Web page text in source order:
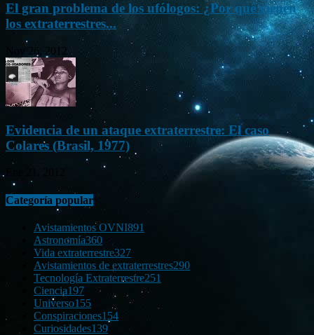
El gran problema de los ufólogos: ¿Por qué vienen
los extraterrestres...
Nov 26, 2012
Evidencia de un ataque extraterrestre: El caso
Colares (Brasil, 1977)
Categoría popular
Avistamientos OVNI891
Astronomía360
Vida extraterrestre327
Avistamientos de extraterrestres290
Tecnología Extraterrestre251
Ciencia197
Universo155
Conspiraciones154
Curiosidades139